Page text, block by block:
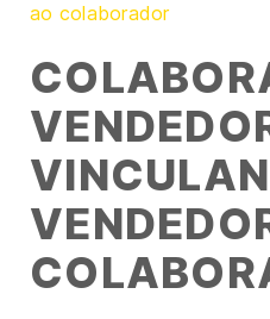
ao colaborador